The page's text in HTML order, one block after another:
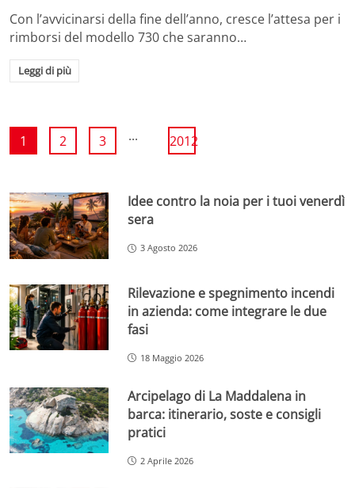
Con l’avvicinarsi della fine dell’anno, cresce l’attesa per i
rimborsi del modello 730 che saranno…
Leggi di più
1 2 3 ... 2012
Idee contro la noia per i tuoi venerdì
sera
3 Agosto 2026
Rilevazione e spegnimento incendi
in azienda: come integrare le due
fasi
18 Maggio 2026
Arcipelago di La Maddalena in
barca: itinerario, soste e consigli
pratici
2 Aprile 2026